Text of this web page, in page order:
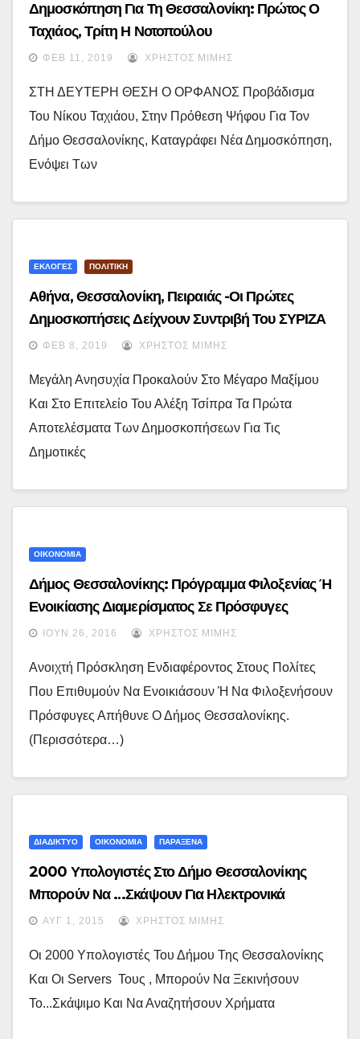
Δημοσκόπηση Για Τη Θεσσαλονίκη: Πρώτος Ο
Ταχιάος, Τρίτη Η Νοτοπούλου
ΦΕΒ 11, 2019 ΧΡΉΣΤΟΣ ΜΊΜΗΣ
ΣΤΗ ΔΕΥΤΕΡΗ ΘΕΣΗ Ο ΟΡΦΑΝΟΣ Προβάδισμα
Του Νίκου Ταχιάου, Στην Πρόθεση Ψήφου Για Τον
Δήμο Θεσσαλονίκης, Καταγράφει Νέα Δημοσκόπηση,
Ενόψει Των
ΕΚΛΟΓΕΣ ΠΟΛΙΤΙΚΗ
Αθήνα, Θεσσαλονίκη, Πειραιάς -Οι Πρώτες
Δημοσκοπήσεις Δείχνουν Συντριβή Του ΣΥΡΙΖΑ
Στις Δημοτικές Εκλογές
ΦΕΒ 8, 2019 ΧΡΉΣΤΟΣ ΜΊΜΗΣ
Μεγάλη Ανησυχία Προκαλούν Στο Μέγαρο Μαξίμου
Και Στο Επιτελείο Του Αλέξη Τσίπρα Τα Πρώτα
Αποτελέσματα Των Δημοσκοπήσεων Για Τις
Δημοτικές
ΟΙΚΟΝΟΜΙΑ
Δήμος Θεσσαλονίκης: Πρόγραμμα Φιλοξενίας Ή
Ενοικίασης Διαμερίσματος Σε Πρόσφυγες
ΙΟΎΝ 26, 2016 ΧΡΉΣΤΟΣ ΜΊΜΗΣ
Ανοιχτή Πρόσκληση Ενδιαφέροντος Στους Πολίτες
Που Επιθυμούν Να Ενοικιάσουν Ή Να Φιλοξενήσουν
Πρόσφυγες Απήθυνε Ο Δήμος Θεσσαλονίκης.
(περισσότερα…)
ΔΙΑΔΙΚΤΥΟ ΟΙΚΟΝΟΜΙΑ ΠΑΡΑΞΕΝΑ
2000 Υπολογιστές Στο Δήμο Θεσσαλονίκης
Μπορούν Να …σκάψουν Για Ηλεκτρονικά
Χρήματα
ΑΥΓ 1, 2015 ΧΡΉΣΤΟΣ ΜΊΜΗΣ
Οι 2000 Υπολογιστές Του Δήμου Της Θεσσαλονίκης
Και Οι Servers Τους , Μπορούν Να Ξεκινήσουν
Το...σκάψιμο Και Να Αναζητήσουν Χρήματα